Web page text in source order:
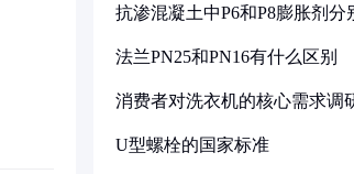
抗渗混凝土中P6和P8膨胀剂分
法兰PN25和PN16有什么区别
消费者对洗衣机的核心需求调
U型螺栓的国家标准